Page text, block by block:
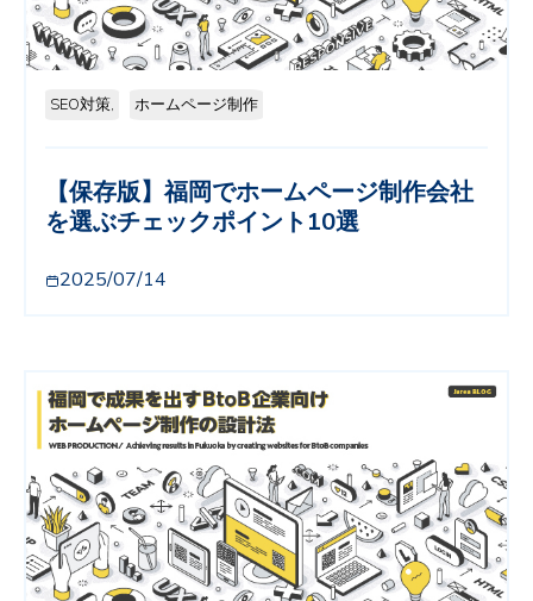
SEO対策, ホームページ制作
【保存版】福岡でホームページ制作会社
を選ぶチェックポイント10選
2025/07/14